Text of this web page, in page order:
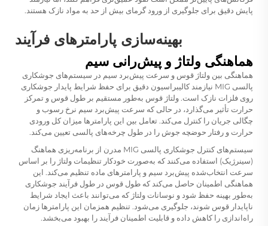
پایش دقیق برای جلوگیری از ورود گرمای بیش از حد به مواد نازک هستند.
بهینه‌سازی پارامترهای فرآیند
هماهنگی ولتاژ و پیش‌رانی سیم
هماهنگی بین ولتاژ قوس و سرعت پیش‌برد سیم در سیستم‌های جوشکاری
پالسی MIG نیازمند کالیبراسیون دقیق برای حفظ شرایط پایدار جوشکاری
روی فلزات نازک است. ولتاژ قوس به‌طور مستقیم بر طول قوس و تمرکز
حرارت تأثیر می‌گذارد، در حالی که سرعت پیش‌برد سیم نرخ رسوب و
چگالی جریان را کنترل می‌کند. تعامل بین این پارامترها میزان کل ورودی
حرارت و رفتار حوضچه جوش را در طول چرخه‌های پالسی تعیین می‌کند.
سیستم‌های کنترل جوشکاری پالسی MIG مدرن از برنامه‌ریزی هماهنگ
(سینرژیک) استفاده می‌کنند که به‌صورت خودکار تنظیمات ولتاژ را بر اساس
سرعت انتخاب‌شده پیش‌برد سیم و پارامترهای ماده تنظیم می‌کند. این
هماهنگی اطمینان حاصل می‌کند که طول قوس در طول فرآیند جوشکاری
به‌طور بهینه حفظ شود و نوسانات ولتاژ که می‌توانند باعث ایجاد شرایط
ناپایدار قوس شوند، جلوگیری می‌شود. تنظیم همزمان این پارامترها زمان
راه‌اندازی را کاهش داده و قابلیت اطمینان فرآیند را بهبود می‌بخشد.